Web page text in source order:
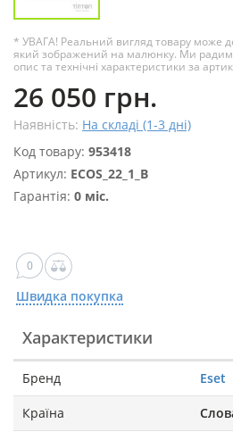
* УВАГА! Реальний вигляд товару може
який зображений на малюнку. Ми
опис та технічні характеристики за
26 050 грн.
Наявність: На складі (1-3 дні)
Код товару: 953418
Артикул: ECOS_22_1_B
Гарантія: 0 міс.
0
Швидка покупка
Характеристики
Бренд Eset
Країна